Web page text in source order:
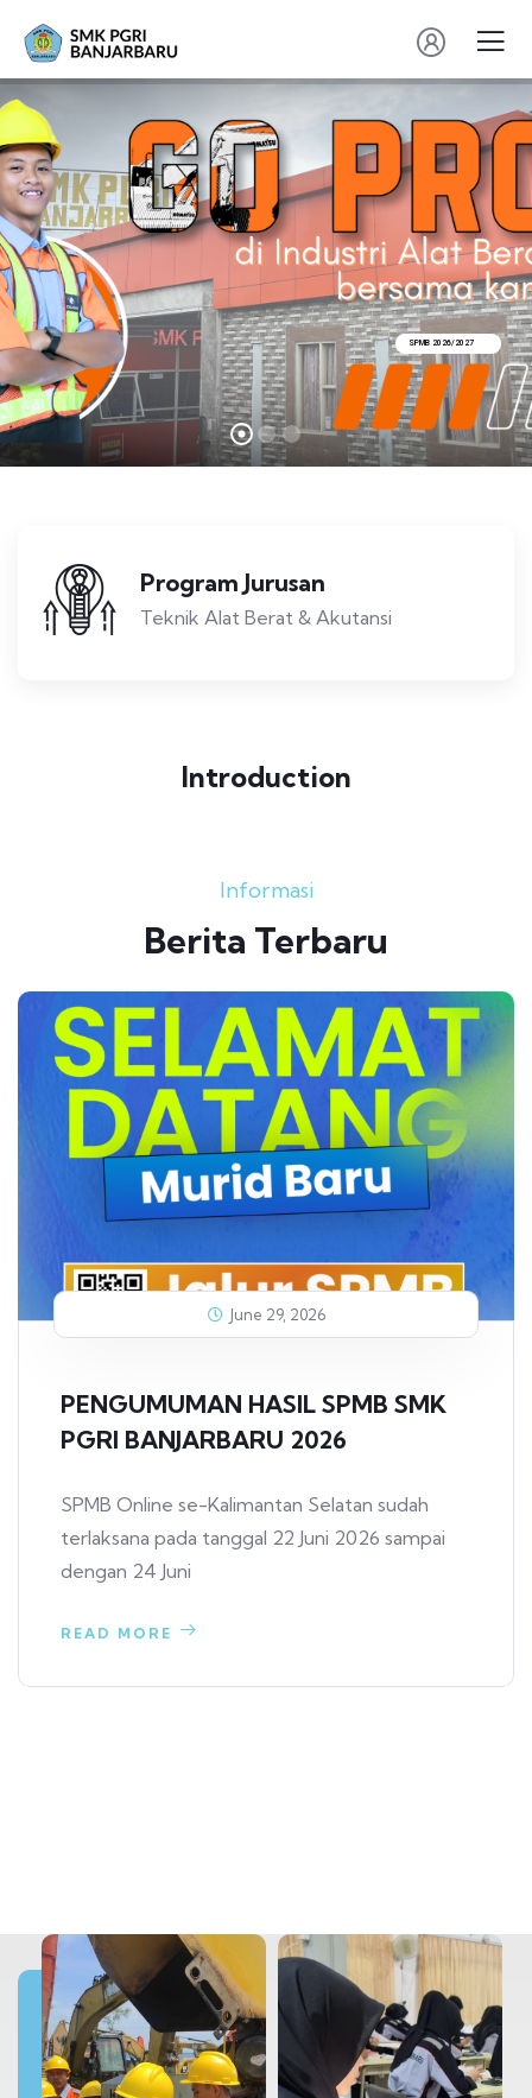
SPMB 2026/2027
Program Jurusan
Teknik Alat Berat & Akutansi
Introduction
Informasi
Berita Terbaru
June 29, 2026
PENGUMUMAN HASIL SPMB SMK
PGRI BANJARBARU 2026
SPMB Online se-Kalimantan Selatan sudah
terlaksana pada tanggal 22 Juni 2026 sampai
dengan 24 Juni
READ MORE